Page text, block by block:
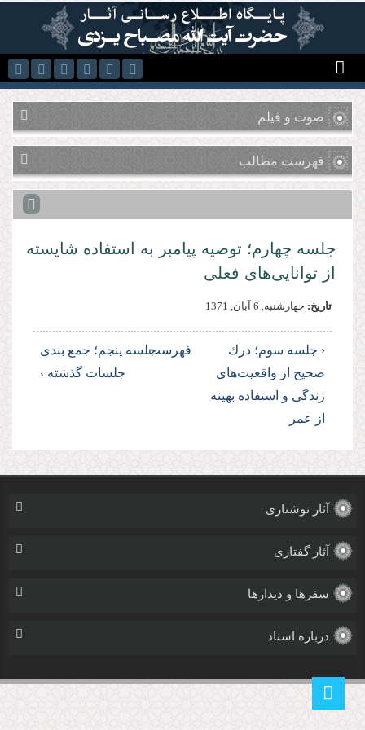
رفتن به محتوای اصلی
صوت و فیلم
فهرست مطالب
جلسه چهارم؛ توصیه پیامبر به استفاده شایسته
از توانایى‌هاى فعلى
تاریخ: چهارشنبه, 6 آبان, 1371
‹ جلسه سوم؛ درك
صحیح از واقعیت‌هاى
زندگى و استفاده بهینه
از عمر
فهرستجلسه پنجم؛ جمع بندی
جلسات گذشته ›
آثار نوشتاری
آثار گفتاری
سفرها و دیدارها
درباره استاد